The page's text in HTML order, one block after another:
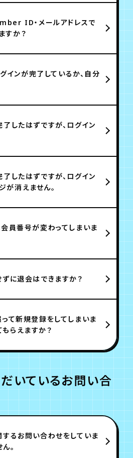
ID・メールアドレスで
すか？
インが完了しているか、自分
したはずですが、ログイン
したはずですが、ログイン
が消えません。
員番号が変わってしまいま
に退会はできますか？
て新規登録をしてしまいま
らえますか？
いているお問い合
るお問い合わせをしていま
。